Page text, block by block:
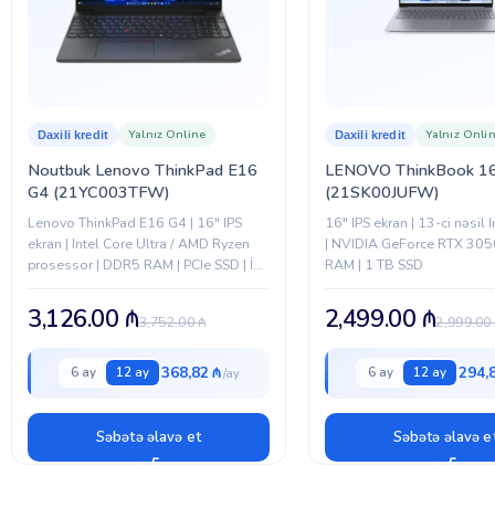
Noutbuk Lenovo ThinkPad E16
G4 (21YC003TFW)
Daxili kredit Yalnız Online
Lenovo ThinkPad E16 G4 | 16″ IPS
ekran | Intel Core Ultra / AMD Ryzen
prosessor | DDR5 RAM | PCIe SSD | İş
3,752.00₼
3,126.00 ₼
6 ay 12 ay 368,82 ₼
Səbətə əlavə et
LENOVO ThinkBook
(21SK00JUFW)
Daxili kredit Yalnız
16″ IPS ekran | 13-ci nəsil
| NVIDIA GeForce RTX
RAM | 1 TB SSD
2,999.00
2,499.00 ₼
6 ay 12 ay
Səbətə əlavə